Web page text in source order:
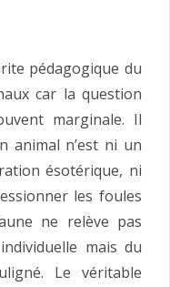
pédagogique du
car la question
marginale. Il
animal n’est ni un
ésotérique, ni
les foules
ne relève pas
mais du
Le véritable